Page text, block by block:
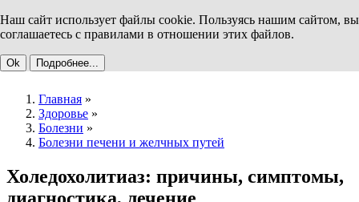
Наш сайт использует файлы cookie. Пользуясь нашим сайтом, вы
соглашаетесь с правилами в отношении этих файлов.
Ok Подробнее...
Главная »
Здоровье »
Болезни »
Болезни печени и желчных путей
Холедохолитиаз: причины, симптомы,